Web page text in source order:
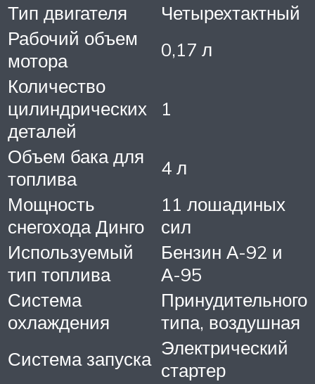
Тип двигателя
Четырехтактный
Рабочий объем
мотора
0,17 л
Количество
цилиндрических
деталей
1
Объем бака для
топлива
4 л
Мощность
снегохода Динго
11 лошадиных
сил
Используемый
тип топлива
Бензин А-92 и
А-95
Система
охлаждения
Принудительного
типа, воздушная
Система запуска Электрический
стартер